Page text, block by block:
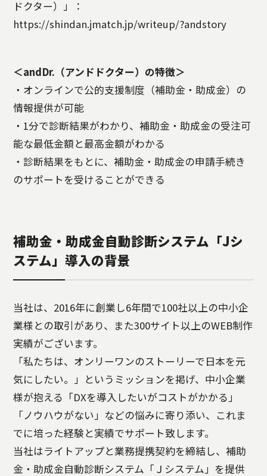
ドクター）」：
https://shindan.jmatch.jp/writeup/?andstory
＜andDr.（アンドドクター）の特徴＞
・オンラインで公的支援制度（補助金・助成金）の
情報提供が可能
・1分で診断結果がわかり、補助金・助成金の受注可
能な最低金額と最高金額がわかる
・診断結果をもとに、補助金・助成金の申請手続き
のサポートを受けることができる
補助金・助成金自動診断システム「Jシ
ステム」導入の背景
当社は、2016年に創業し6年間で100社以上の中小企
業様との取引があり、また300サイト以上のWEB制作
実績がございます。
「私たちは、オンリーワンのストーリーで日本を元
気にしたい。」というミッションを掲げ、中小企業
様が抱える「DXを導入したいがコストがかかる」
「ノウハウがない」などの悩みに寄り添い、これま
でに培った経験と実績でサポート致します。
当社はライトアップと業務提携契約を締結し、補助
金・助成金自動診断システム「Ｊシステム」を提供